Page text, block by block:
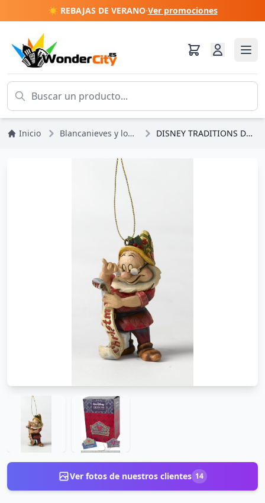
☀️ REBAJAS DE VERANO·Ver promociones
Inicio Blancanieves y los 7 enanitos DISNEY TRADITIONS DOC (tree decor)
Ver fotos de nuestros clientes 14